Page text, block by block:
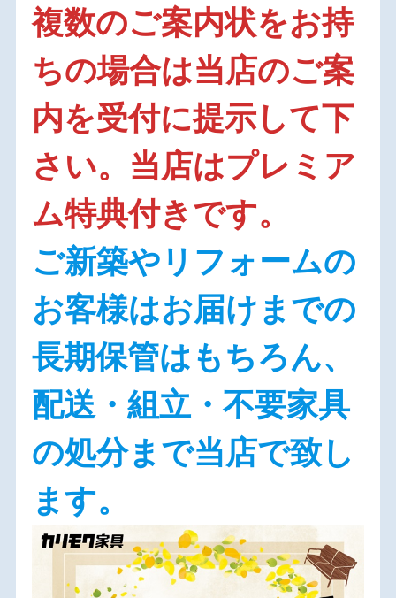
複数のご案内状をお持
ちの場合は当店のご案
内を受付に提示して下
さい。当店はプレミア
ム特典付きです。
ご新築やリフォームの
お客様はお届けまでの
長期保管はもちろん、
配送・組立・不要家具
の処分まで当店で致し
ます。